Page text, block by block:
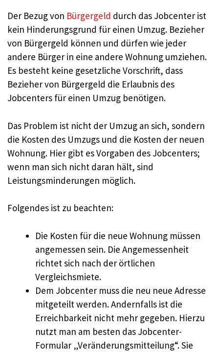
Der Bezug von Bürgergeld durch das Jobcenter ist
kein Hinderungsgrund für einen Umzug. Bezieher
von Bürgergeld können und dürfen wie jeder
andere Bürger in eine andere Wohnung umziehen.
Es besteht keine gesetzliche Vorschrift, dass
Bezieher von Bürgergeld die Erlaubnis des
Jobcenters für einen Umzug benötigen.
Das Problem ist nicht der Umzug an sich, sondern
die Kosten des Umzugs und die Kosten der neuen
Wohnung. Hier gibt es Vorgaben des Jobcenters;
wenn man sich nicht daran hält, sind
Leistungsminderungen möglich.
Folgendes ist zu beachten:
Die Kosten für die neue Wohnung müssen
angemessen sein. Die Angemessenheit
richtet sich nach der örtlichen
Vergleichsmiete.
Dem Jobcenter muss die neu neue Adresse
mitgeteilt werden. Andernfalls ist die
Erreichbarkeit nicht mehr gegeben. Hierzu
nutzt man am besten das Jobcenter-
Formular „Veränderungsmitteilung“. Sie